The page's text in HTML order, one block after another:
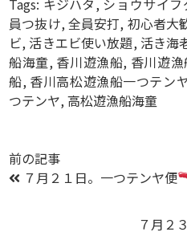
Tags: キジハタ, ショウサイフ
員つ抜け,全員安打, 初心者大
ビ, 活きエビ使い放題, 活き海
船海童, 香川遊漁船, 香川遊
船, 香川高松遊漁船一つテン
つテンヤ,高松遊漁船海童
前の記事
７月２１日。一つテンヤ便
７月２